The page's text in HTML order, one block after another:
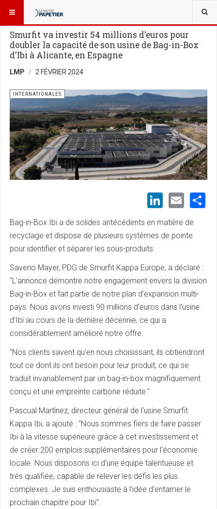
VOUS ÊTES ICI :
Smurfit va investir 54 millions d'euros pour
doubler la capacité de son usine de Bag-in-Box
d'Ibi à Alicante, en Espagne
LMP 2 FÉVRIER 2024
INTERNATIONALES
Bag-in-Box Ibi a de solides antécédents en matière de
recyclage et dispose de plusieurs systèmes de pointe
pour identifier et séparer les sous-produits.
Saverio Mayer, PDG de Smurfit Kappa Europe, a déclaré :
"L'annonce démontre notre engagement envers la division
Bag-in-Box et fait partie de notre plan d'expansion multi-
pays. Nous avons investi 90 millions d'euros dans l'usine
d'Ibi au cours de la dernière décennie, ce qui a
considérablement amélioré notre offre.
"Nos clients savent qu'en nous choisissant, ils obtiendront
tout ce dont ils ont besoin pour leur produit, ce qui se
traduit invariablement par un bag-in-box magnifiquement
conçu et une empreinte carbone réduite."
Pascual Martínez, directeur général de l'usine Smurfit
Kappa Ibi, a ajouté : "Nous sommes fiers de faire passer
Ibi à la vitesse supérieure grâce à cet investissement et
de créer 200 emplois supplémentaires pour l'économie
locale. Nous disposons ici d'une équipe talentueuse et
très qualifiée, capable de relever les défis les plus
complexes. Je suis enthousiaste à l'idée d'entamer le
prochain chapitre pour Ibi".